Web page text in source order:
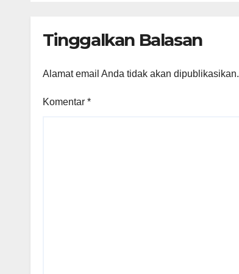
Tinggalkan Balasan
Alamat email Anda tidak akan dipublikasikan.
Komentar *